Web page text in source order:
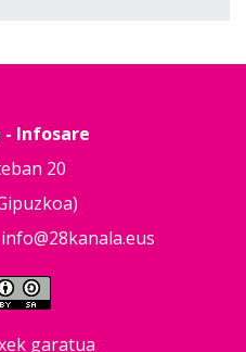
- Infosare
20
info@28kanala.eus
garatua